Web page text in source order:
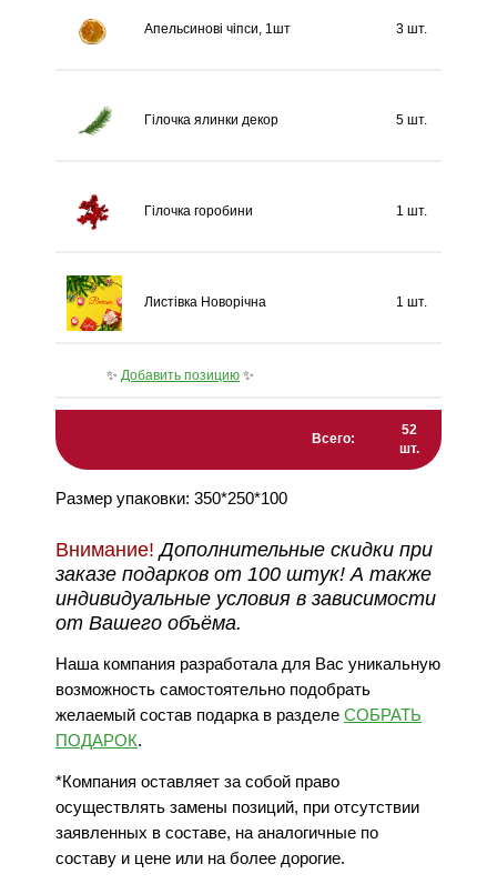
Апельсинові чіпси, 1шт 3 шт.
Гілочка ялинки декор 5 шт.
Гілочка горобини 1 шт.
Листівка Новорічна 1 шт.
✨ Добавить позицию ✨
Всего:
52
шт.
Размер упаковки: 350*250*100
Внимание! Дополнительные скидки при
заказе подарков от 100 штук! А также
индивидуальные условия в зависимости
от Вашего объёма.
Наша компания разработала для Вас уникальную
возможность самостоятельно подобрать
желаемый состав подарка в разделе СОБРАТЬ
ПОДАРОК.
*Компания оставляет за собой право
осуществлять замены позиций, при отсутствии
заявленных в составе, на аналогичные по
составу и цене или на более дорогие.